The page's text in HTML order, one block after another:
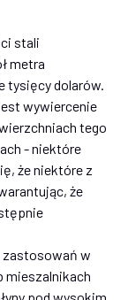
stali
metra
tysięcy dolarów.
wywiercenie
tego
- niektóre
że niektóre z
że
zastosowań w
mieszalnikach